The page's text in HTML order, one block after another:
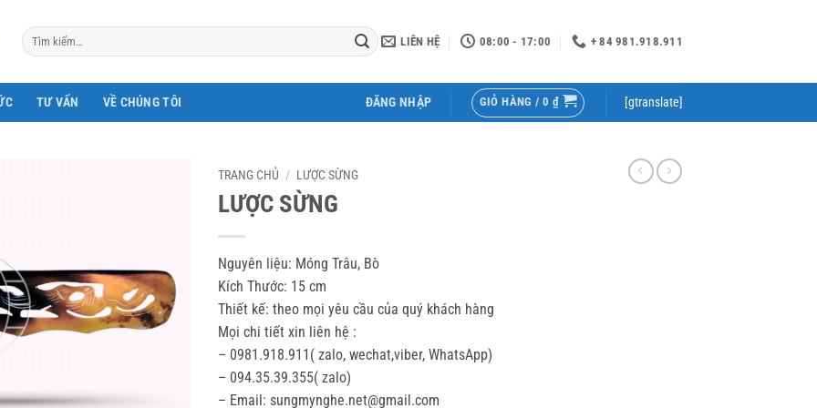
Tìm
kiếm:
LIÊN HỆ 08:00 - 17:00 + 84 981.918.911
TƯ VẤN VỀ CHÚNG TÔI ĐĂNG NHẬP GIỎ HÀNG / 0 ₫ [gtranslate]
TRANG CHỦ / LƯỢC SỪNG
LƯỢC SỪNG
Nguyên liệu: Móng Trâu, Bò
Kích Thước: 15 cm
Thiết kế: theo mọi yêu cầu của quý khách hàng
Mọi chi tiết xin liên hệ :
– 0981.918.911( zalo, wechat,viber, WhatsApp)
– 094.35.39.355( zalo)
– Email: sungmynghe.net@gmail.com